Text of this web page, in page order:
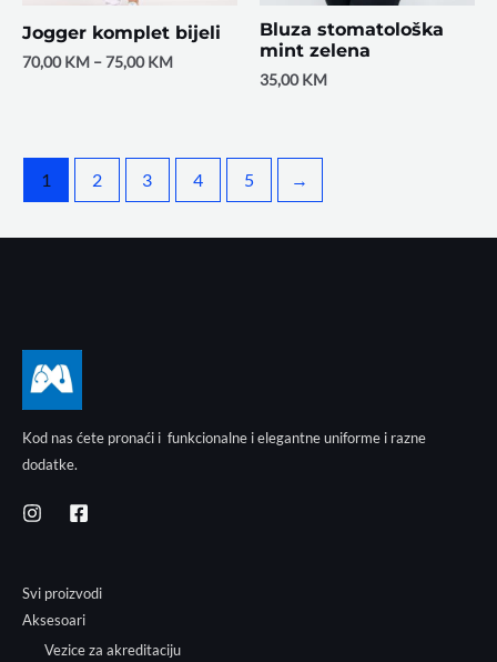
Jogger komplet bijeli
70,00KM –75,00KM
Bluza stomatološka
mint zelena
35,00KM
1 2 3 4 5 →
Kod nas ćete pronaći i funkcionalne i elegantne uniforme i razne
dodatke.
Svi proizvodi
Aksesoari
Vezice za akreditaciju